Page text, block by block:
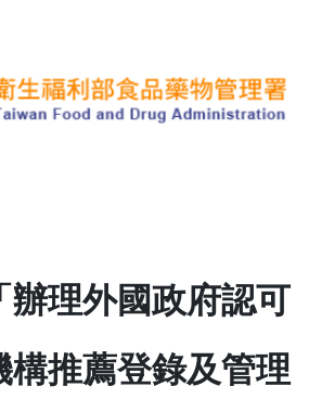
辦理外國政府認可
構推薦登錄及管理